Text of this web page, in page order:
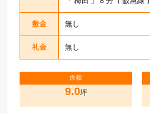
敷金 無し
礼金 無し
面積
9.0坪